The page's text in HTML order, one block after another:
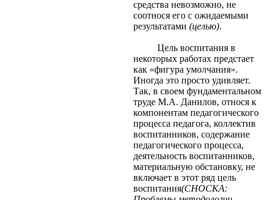
средства невозможно, не
соотнося его с ожидаемыми
результатами (целью).
Цель воспитания в
некоторых работах предстает
как «фигура умолчания».
Иногда это просто удивляет.
Так, в своем фундаментальном
труде М.А. Данилов, относя к
компонентам педагогического
процесса педагога, коллектив
воспитанников, содержание
педагогического процесса,
деятельность воспитанников,
материальную обстановку, не
включает в этот ряд цель
воспитания(СНОСКА: